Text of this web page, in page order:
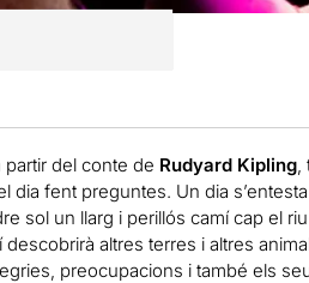
partir del conte de Rudyard Kipling,
dia fent preguntes. Un dia
sol un llarg i perillós camí cap el
descobrirà altres terres i altres
preocupacions i també els